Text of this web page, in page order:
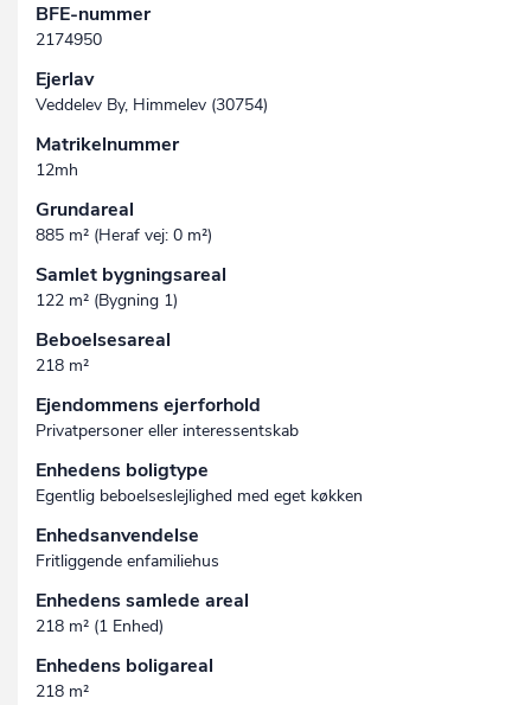
BFE-nummer
2174950
Ejerlav
Veddelev By, Himmelev (30754)
Matrikelnummer
12mh
Grundareal
885 m² (Heraf vej: 0 m²)
Samlet bygningsareal
122 m² (Bygning 1)
Beboelsesareal
218 m²
Ejendommens ejerforhold
Privatpersoner eller interessentskab
Enhedens boligtype
Egentlig beboelseslejlighed med eget køkken
Enhedsanvendelse
Fritliggende enfamiliehus
Enhedens samlede areal
218 m² (1 Enhed)
Enhedens boligareal
218 m²